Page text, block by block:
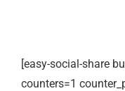
[easy-social-share
counters=1